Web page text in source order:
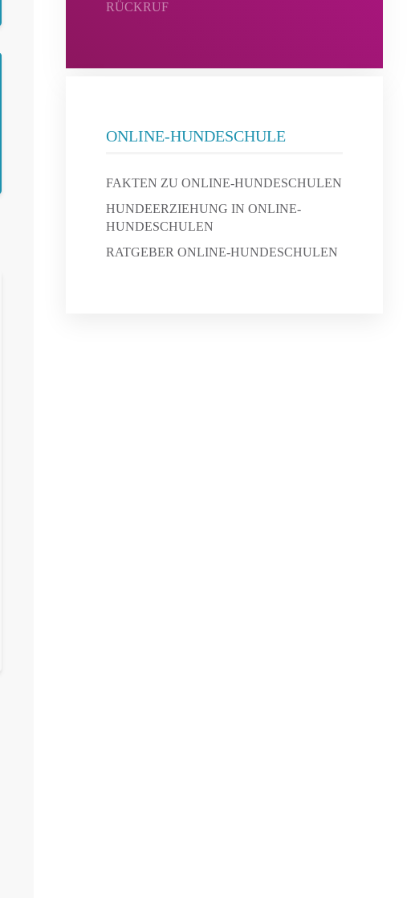
RÜCKRUF
ONLINE-HUNDESCHULE
FAKTEN ZU ONLINE-HUNDESCHULEN
HUNDEERZIEHUNG IN ONLINE-
HUNDESCHULEN
RATGEBER ONLINE-HUNDESCHULEN